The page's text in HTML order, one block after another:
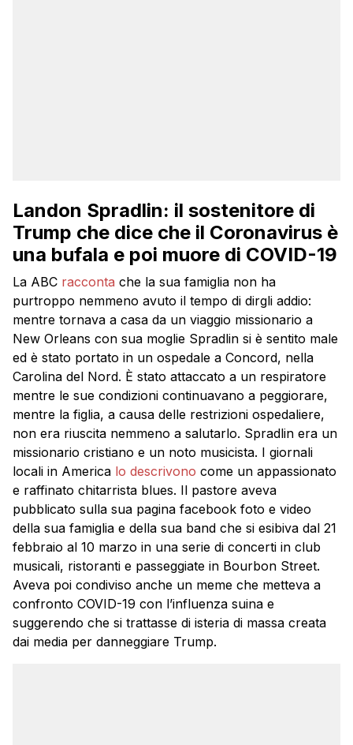
Landon Spradlin: il sostenitore di
Trump che dice che il Coronavirus è
una bufala e poi muore di COVID-19
La ABC racconta che la sua famiglia non ha
purtroppo nemmeno avuto il tempo di dirgli addio:
mentre tornava a casa da un viaggio missionario a
New Orleans con sua moglie Spradlin si è sentito male
ed è stato portato in un ospedale a Concord, nella
Carolina del Nord. È stato attaccato a un respiratore
mentre le sue condizioni continuavano a peggiorare,
mentre la figlia, a causa delle restrizioni ospedaliere,
non era riuscita nemmeno a salutarlo. Spradlin era un
missionario cristiano e un noto musicista. I giornali
locali in America lo descrivono come un appassionato
e raffinato chitarrista blues. Il pastore aveva
pubblicato sulla sua pagina facebook foto e video
della sua famiglia e della sua band che si esibiva dal 21
febbraio al 10 marzo in una serie di concerti in club
musicali, ristoranti e passeggiate in Bourbon Street.
Aveva poi condiviso anche un meme che metteva a
confronto COVID-19 con l’influenza suina e
suggerendo che si trattasse di isteria di massa creata
dai media per danneggiare Trump.